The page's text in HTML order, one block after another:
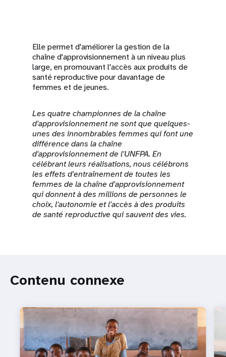
Elle permet d'améliorer la gestion de la
chaîne d'approvisionnement à un niveau plus
large, en promouvant l'accès aux produits de
santé reproductive pour davantage de
femmes et de jeunes.
Les quatre championnes de la chaîne
d'approvisionnement ne sont que quelques-
unes des innombrables femmes qui font une
différence dans la chaîne
d'approvisionnement de l'UNFPA. En
célébrant leurs réalisations, nous célébrons
les effets d'entraînement de toutes les
femmes de la chaîne d'approvisionnement
qui donnent à des millions de personnes le
choix, l'autonomie et l'accès à des produits
de santé reproductive qui sauvent des vies.
Contenu connexe